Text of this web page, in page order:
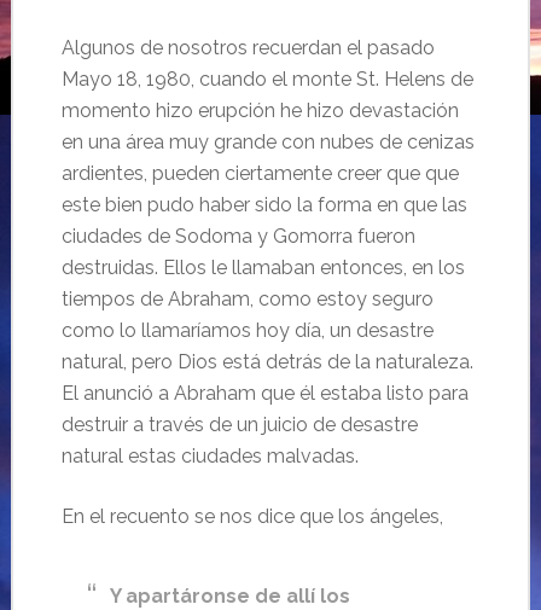
Algunos de nosotros recuerdan el pasado
Mayo 18, 1980, cuando el monte St. Helens de
momento hizo erupción he hizo devastación
en una área muy grande con nubes de cenizas
ardientes, pueden ciertamente creer que que
este bien pudo haber sido la forma en que las
ciudades de Sodoma y Gomorra fueron
destruidas. Ellos le llamaban entonces, en los
tiempos de Abraham, como estoy seguro
como lo llamaríamos hoy día, un desastre
natural, pero Dios está detrás de la naturaleza.
El anunció a Abraham que él estaba listo para
destruir a través de un juicio de desastre
natural estas ciudades malvadas.
En el recuento se nos dice que los ángeles,
Y apartáronse de allí los